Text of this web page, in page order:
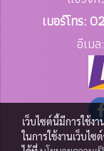
เบอร์โทร:
อีเม
เว็บไซต์นี้มีการใช้
ในการใช้งานเว็บไ